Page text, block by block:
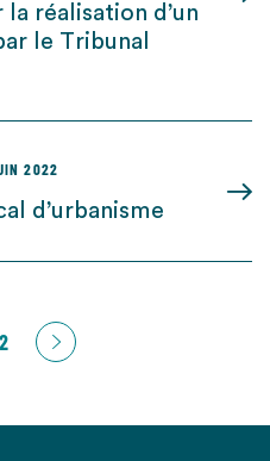
réalisation d’un
le Tribunal
2022
d’urbanisme
2